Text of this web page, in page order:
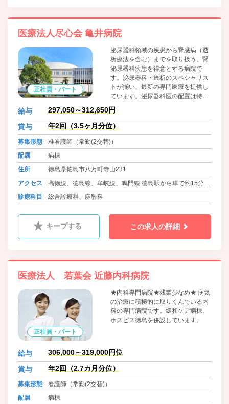
医療法人尽心会 亀井病院
正社員・パート
泌尿器科領域の疾患から腎臓病（透
析療法を含む）までを取り扱う、腎
泌尿器科疾患を得意とする病院で
す。泌尿器科・透析のスペシャリス
トが揃い、最新の専門医療を提供し
ています。泌尿器科医の配置は特に
厚く、腎泌尿器疾患専門病院ならで
はの「医療の質」を担保していま
す。 また、毎日の当直は泌尿器科医
と夜勤の看護師にも安心な体制を整
えています。
給与 297,050～312,650円
賞与 年2回（3.5ヶ月分位）
募集形態
准看護師（常勤(2交替)）
配属
病棟
住所
徳島県徳島市八万町寺山231
アクセス
高徳線、徳島線、牟岐線、鳴門線 徳島駅から車で約15分
牟岐線 文化の森駅 徒歩30分
診療科目 総合診療科、麻酔科
キープする この求人の詳細
医療法人 若葉会 近藤内科病院
正社員・パート
★内科専門病院★残業少なめ★ 病気
の治療に積極的に取りくんでいる内
科の専門病院です。緩和ケア病棟、
ホスピス徳島を併設しています。
給与 306,000～319,000円位
賞与 年2回（2.7カ月分位）
募集形態
看護師（常勤(2交替)）
配属
病棟